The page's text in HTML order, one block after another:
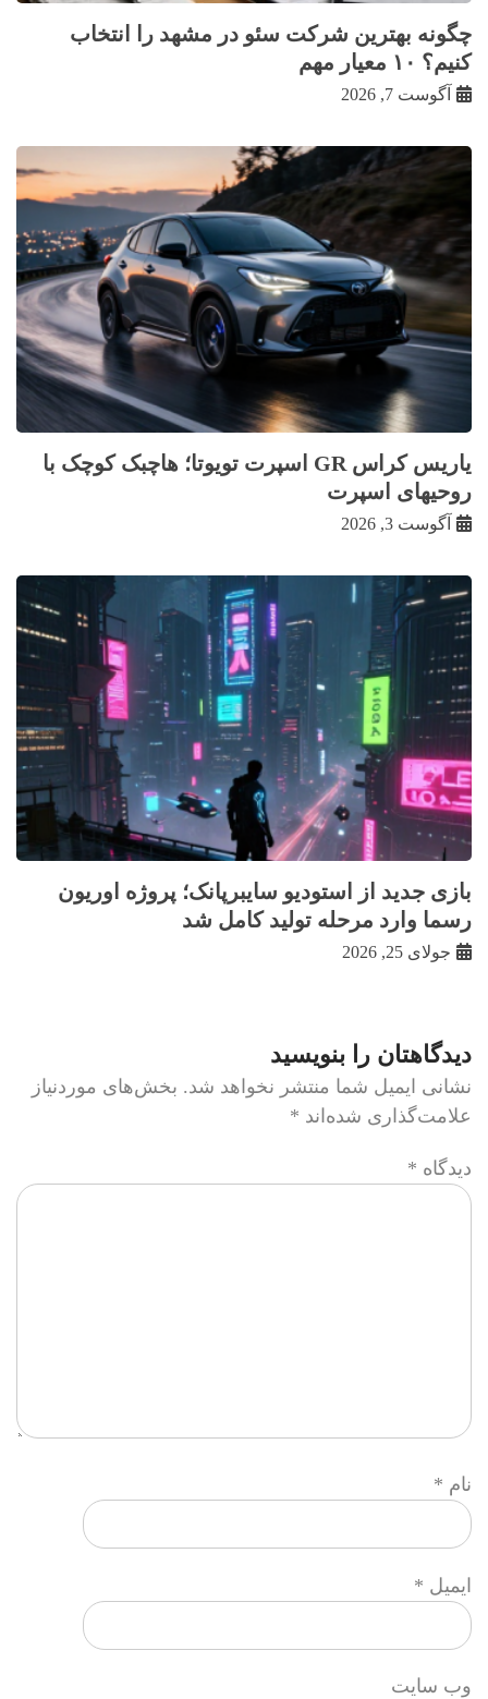
چگونه بهترین شرکت سئو در مشهد را انتخاب
کنیم؟ ۱۰ معیار مهم
آگوست 7, 2026
یاریس کراس GR اسپرت تویوتا؛ هاچبک کوچک با
روحیهای اسپرت
آگوست 3, 2026
بازی جدید از استودیو سایبرپانک؛ پروژه اوریون
رسما وارد مرحله تولید کامل شد
جولای 25, 2026
دیدگاهتان را بنویسید
نشانی ایمیل شما منتشر نخواهد شد. بخش‌های موردنیاز
علامت‌گذاری شده‌اند *
دیدگاه *
نام *
ایمیل *
وب‌ سایت